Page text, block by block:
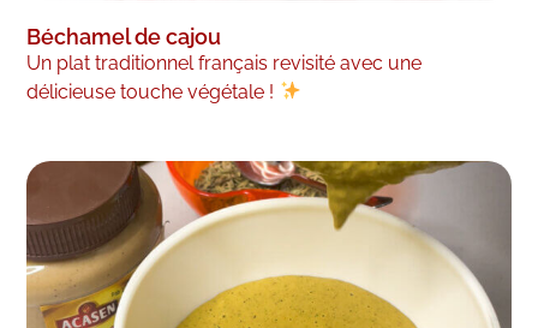
Béchamel de cajou
Un plat traditionnel français revisité avec une
délicieuse touche végétale !